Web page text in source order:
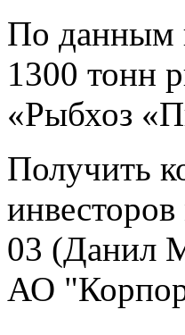
По данным
1300 тонн
«Рыбхоз
Получить
03 (Данил
АО